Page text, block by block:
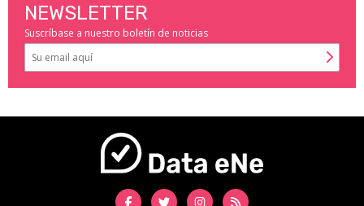
NEWSLETTER
Suscríbase a nuestro boletín de noticias